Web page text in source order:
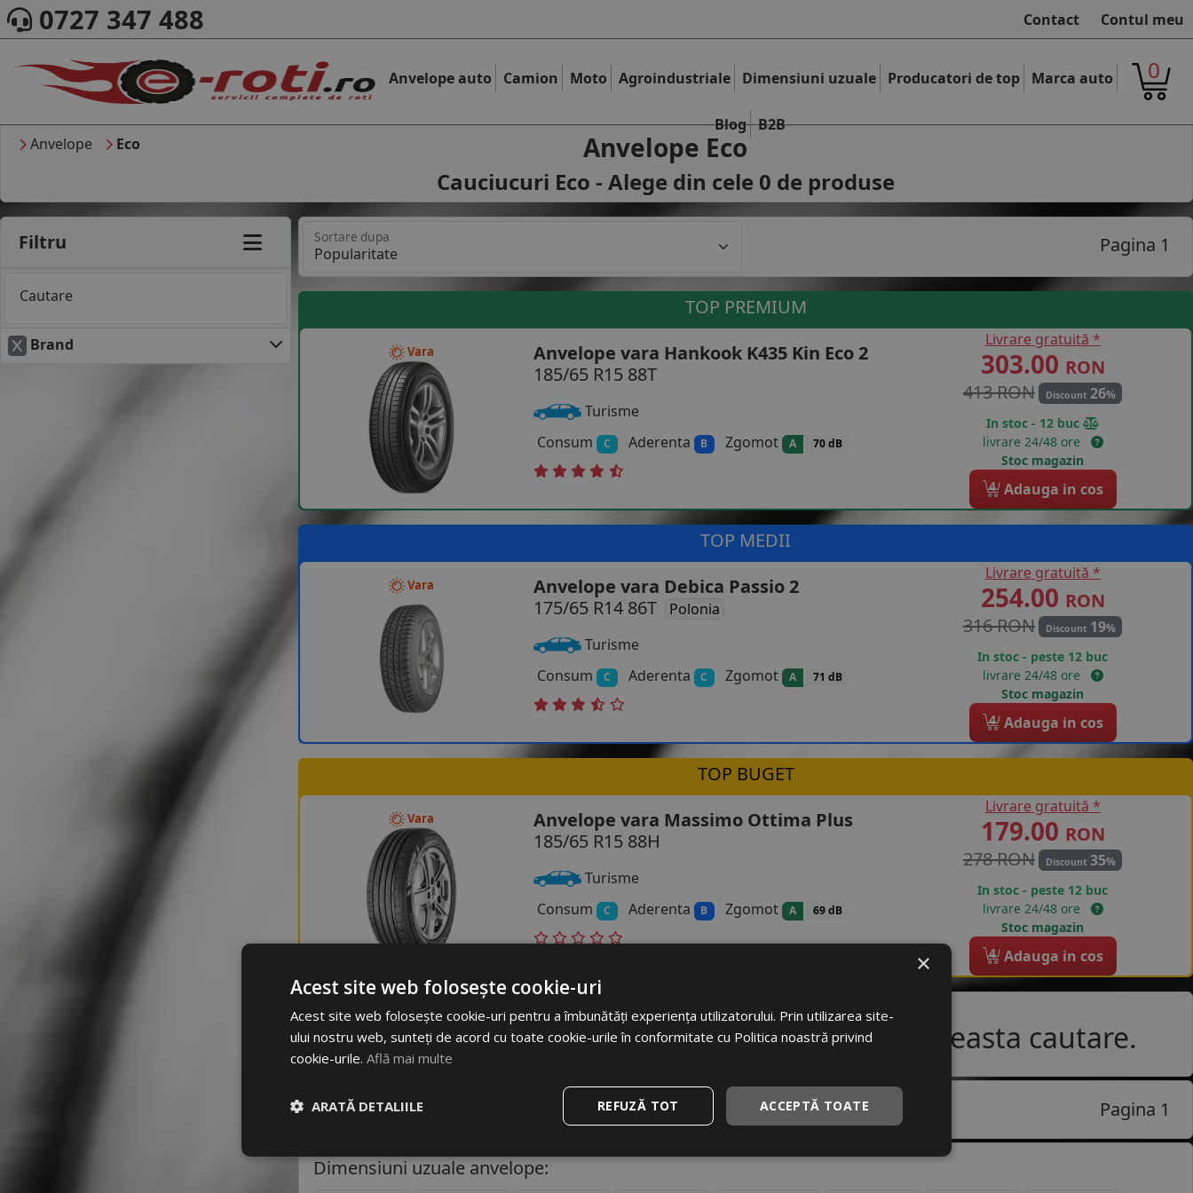
0727 347 488 Contact Contul meu
Anvelope auto Camion Moto Agroindustriale Dimensiuni uzuale Producatori de top Marca auto
Blog B2B
0
Anvelope Eco Anvelope Eco
Cauciucuri Eco - Alege din cele 0 de produse
Filtru
Cautare
Brand
Sortare dupa Pagina 1
TOP PREMIUM
Vara
Anvelope vara Hankook K435 Kin Eco 2
185/65 R15 88T
Turisme
Consum
C Aderenta B Zgomot A 70 dB
Livrare gratuită *
303.00 RON
413 RON
Discount 26%
In stoc - 12 buc
livrare 24/48 ore
Stoc magazin
4 Adauga in cos
TOP MEDII
Vara
Anvelope vara Debica Passio 2
175/65 R14 86T
Polonia
Turisme
Consum
C Aderenta C Zgomot A 71 dB
Livrare gratuită *
254.00 RON
316 RON
Discount 19%
In stoc - peste 12 buc
livrare 24/48 ore
Stoc magazin
4 Adauga in cos
TOP BUGET
Vara
Anvelope vara Massimo Ottima Plus
185/65 R15 88H
Turisme
Consum
C Aderenta B Zgomot A 69 dB
Livrare gratuită *
179.00 RON
278 RON
Discount 35%
In stoc - peste 12 buc
livrare 24/48 ore
Stoc magazin
4 Adauga in cos
Ne pare rau. Nu am gasit anvelope pentru aceasta cautare.
Pagina 1
Dimensiuni uzuale anvelope:
×
Acest site web folosește cookie-uri
Acest site web folosește cookie-uri pentru a îmbunătăți experiența utilizatorului. Prin utilizarea site-
ului nostru web, sunteți de acord cu toate cookie-urile în conformitate cu Politica noastră privind
cookie-urile. Află mai multe
ACCEPTĂ TOATE
REFUZĂ TOT
ARATĂ DETALIILE